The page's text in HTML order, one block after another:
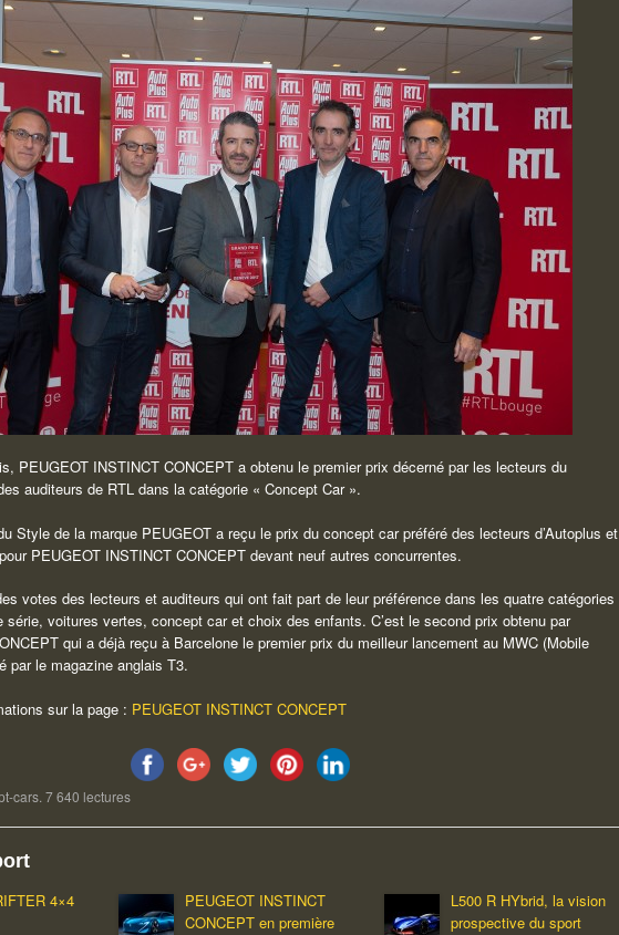
PEUGEOT INSTINCT CONCEPT a obtenu le premier prix décerné par les lecteurs du
auditeurs de RTL dans la catégorie « Concept Car ».
Style de la marque PEUGEOT a reçu le prix du concept car préféré des lecteurs d’Autoplus et
PEUGEOT INSTINCT CONCEPT devant neuf autres concurrentes.
votes des lecteurs et auditeurs qui ont fait part de leur préférence dans les quatre catégories
série, voitures vertes, concept car et choix des enfants. C’est le second prix obtenu par
qui a déjà reçu à Barcelone le premier prix du meilleur lancement au MWC (Mobile
par le magazine anglais T3.
sur la page : PEUGEOT INSTINCT CONCEPT
cars. 7 640 lectures
4×4
PEUGEOT INSTINCT
CONCEPT en première
L500 R HYbrid, la vision
prospective du sport